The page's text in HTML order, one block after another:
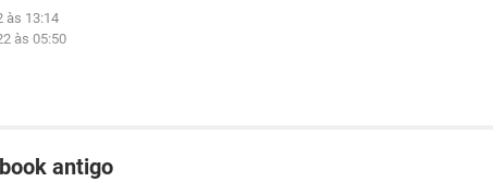
às 13:14
às 05:50
antigo